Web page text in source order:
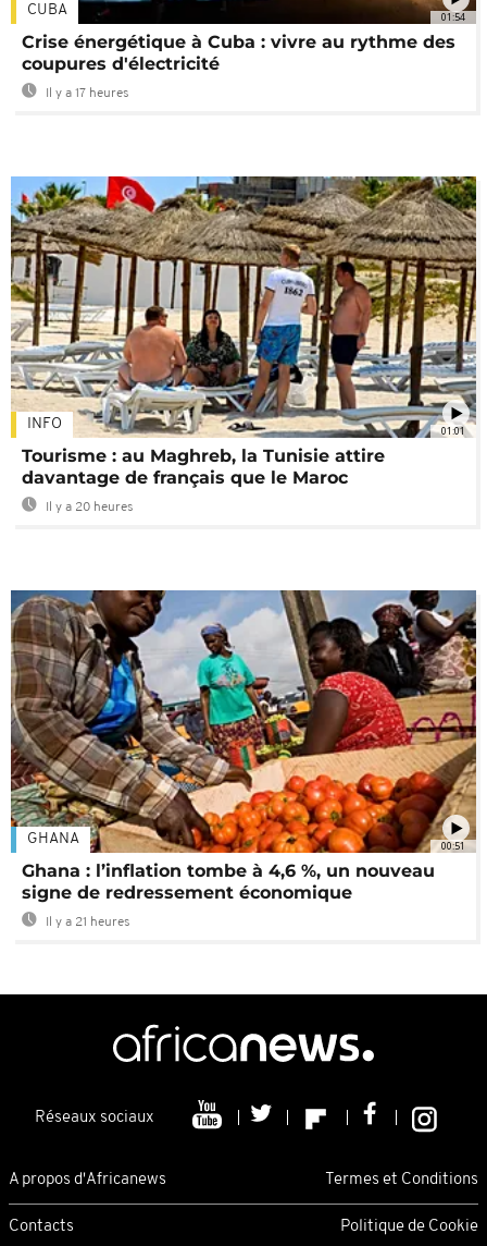
01:54
CUBA
Crise énergétique à Cuba : vivre au rythme des
coupures d'électricité
Il y a 17 heures
01:01
INFO
Tourisme : au Maghreb, la Tunisie attire
davantage de français que le Maroc
Il y a 20 heures
00:51
GHANA
Ghana : l’inflation tombe à 4,6 %, un nouveau
signe de redressement économique
Il y a 21 heures
Réseaux sociaux
A propos d'Africanews Termes et Conditions
Contacts Politique de Cookie